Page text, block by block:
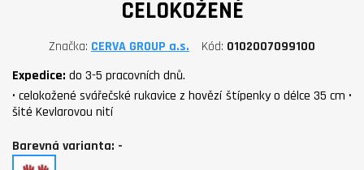
CELOKOŽENÉ
Značka CERVA GROUP a.s. Kód 0102007099100
Expedice: do 3-5 pracovních dnů.
• celokožené svářečské rukavice z hovězí štípenky o délce 35 cm •
šité Kevlarovou nití
Barevná varianta: -